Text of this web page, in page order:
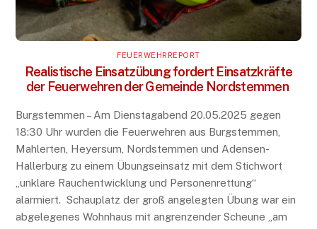
FEUERWEHRREPORT
Realistische Einsatzübung fordert Einsatzkräfte
der Feuerwehren der Gemeinde Nordstemmen
Burgstemmen – Am Dienstagabend 20.05.2025 gegen
18:30 Uhr wurden die Feuerwehren aus Burgstemmen,
Mahlerten, Heyersum, Nordstemmen und Adensen-
Hallerburg zu einem Übungseinsatz mit dem Stichwort
„unklare Rauchentwicklung und Personenrettung“
alarmiert. Schauplatz der groß angelegten Übung war ein
abgelegenes Wohnhaus mit angrenzender Scheune „am